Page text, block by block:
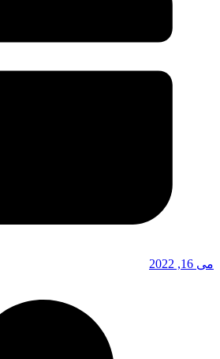
می 16, 2022